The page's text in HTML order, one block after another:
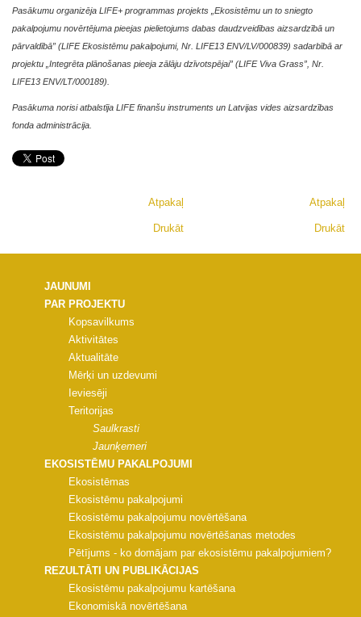
Pasākumu organizēja LIFE+ programmas projekts „Ekosistēmu un to sniegto
pakalpojumu novērtējuma pieejas pielietojums dabas daudzveidības aizsardzībā un
pārvaldībā” (LIFE Ekosistēmu pakalpojumi, Nr. LIFE13 ENV/LV/000839) sadarbībā ar
projektu „Integrēta plānošanas pieeja zālāju dzīvotspējai” (LIFE Viva Grass”, Nr.
LIFE13 ENV/LT/000189).
Pasākuma norisi atbalstīja LIFE finanšu instruments un Latvijas vides aizsardzības
fonda administrācija.
Atpakaļ
Drukāt
Atpakaļ
Drukāt
JAUNUMI
PAR PROJEKTU
Kopsavilkums
Aktivitātes
Aktualitāte
Mērķi un uzdevumi
Ieviesēji
Teritorijas
Saulkrasti
Jaunķemeri
EKOSISTĒMU PAKALPOJUMI
Ekosistēmas
Ekosistēmu pakalpojumi
Ekosistēmu pakalpojumu novērtēšana
Ekosistēmu pakalpojumu novērtēšanas metodes
Pētījums - ko domājam par ekosistēmu pakalpojumiem?
REZULTĀTI UN PUBLIKĀCIJAS
Ekosistēmu pakalpojumu kartēšana
Ekonomiskā novērtēšana